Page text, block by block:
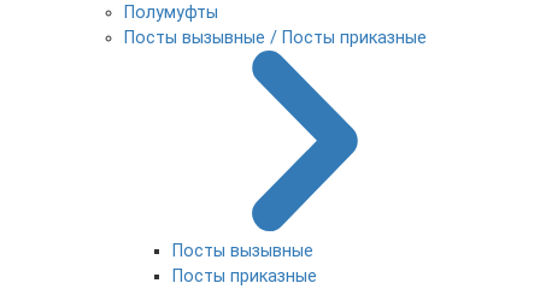
Полумуфты
Посты вызывные / Посты приказные
Посты вызывные
Посты приказные